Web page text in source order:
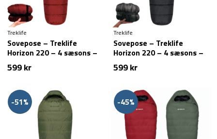
Treklife
Sovepose – Treklife
Horizon 220 – 4 sæsons –
Rød
599kr
Treklife
Sovepose – Treklife
Horizon 220 – 4 sæsons –
Sort
599kr
-51% -45%